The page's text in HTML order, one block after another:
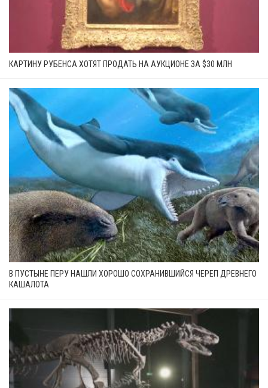
КАРТИНУ РУБЕНСА ХОТЯТ ПРОДАТЬ НА АУКЦИОНЕ ЗА $30 МЛН
В ПУСТЫНЕ ПЕРУ НАШЛИ ХОРОШО СОХРАНИВШИЙСЯ ЧЕРЕП ДРЕВНЕГО
КАШАЛОТА